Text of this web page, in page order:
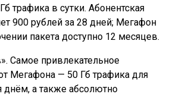
трафика в сутки. Абонентская
900 рублей за 28 дней; Мегафон
пакета доступно 12 месяцев.
Самое привлекательное
Мегафона — 50 Гб трафика для
днём, а также абсолютно